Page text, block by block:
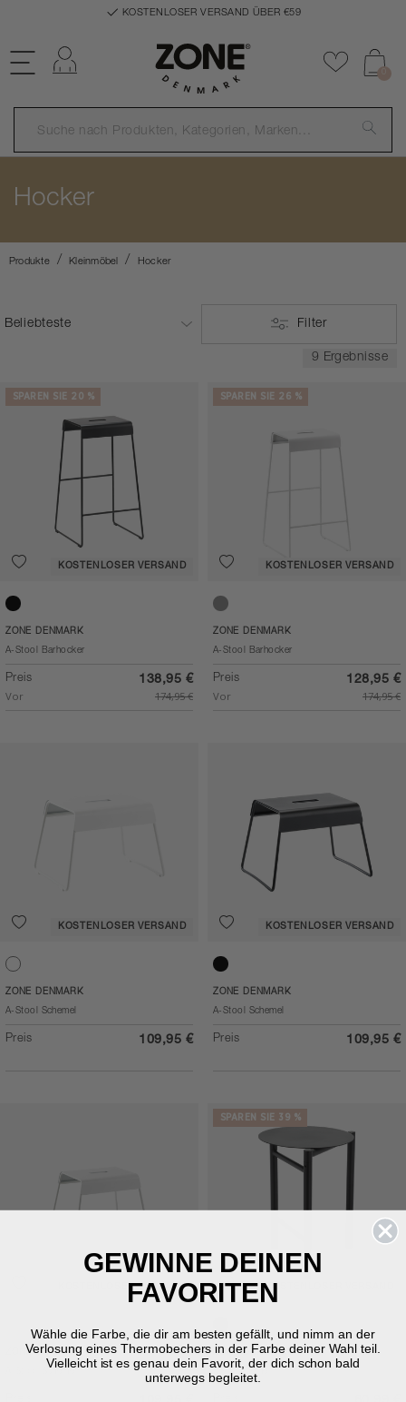
KOSTENLOSER VERSAND ÜBER €59
Zu
Hocker
Produkte Kleinmöbel Hocker
Filter
9 Ergebnisse
SPAREN SIE 20 %
KOSTENLOSER VERSAND
Black
ZONE DENMARK
A-Stool Barhocker
Preis 138,95 €
Vor 174,95 €
SPAREN SIE 26 %
KOSTENLOSER VERSAND
Soft Grey
ZONE DENMARK
A-Stool Barhocker
Preis 128,95 €
Vor 174,95 €
KOSTENLOSER VERSAND
White
ZONE DENMARK
A-Stool Schemel
Preis 109,95 €
KOSTENLOSER VERSAND
Black
ZONE DENMARK
A-Stool Schemel
Preis 109,95 €
KOSTENLOSER VERSAND
Soft Grey
ZONE DENMARK
SPAREN SIE 39 %
KOSTENLOSER VERSAND
Black
ZONE DENMARK
Disc Schemel
GEWINNE DEINEN
FAVORITEN
Wähle die Farbe, die dir am besten gefällt, und nimm an der
Verlosung eines Thermobechers in der Farbe deiner Wahl teil.
Vielleicht ist es genau dein Favorit, der dich schon bald
unterwegs begleitet.